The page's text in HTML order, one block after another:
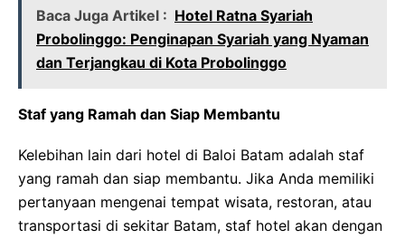
Baca Juga Artikel : Hotel Ratna Syariah
Probolinggo: Penginapan Syariah yang Nyaman
dan Terjangkau di Kota Probolinggo
Staf yang Ramah dan Siap Membantu
Kelebihan lain dari hotel di Baloi Batam adalah staf
yang ramah dan siap membantu. Jika Anda memiliki
pertanyaan mengenai tempat wisata, restoran, atau
transportasi di sekitar Batam, staf hotel akan dengan